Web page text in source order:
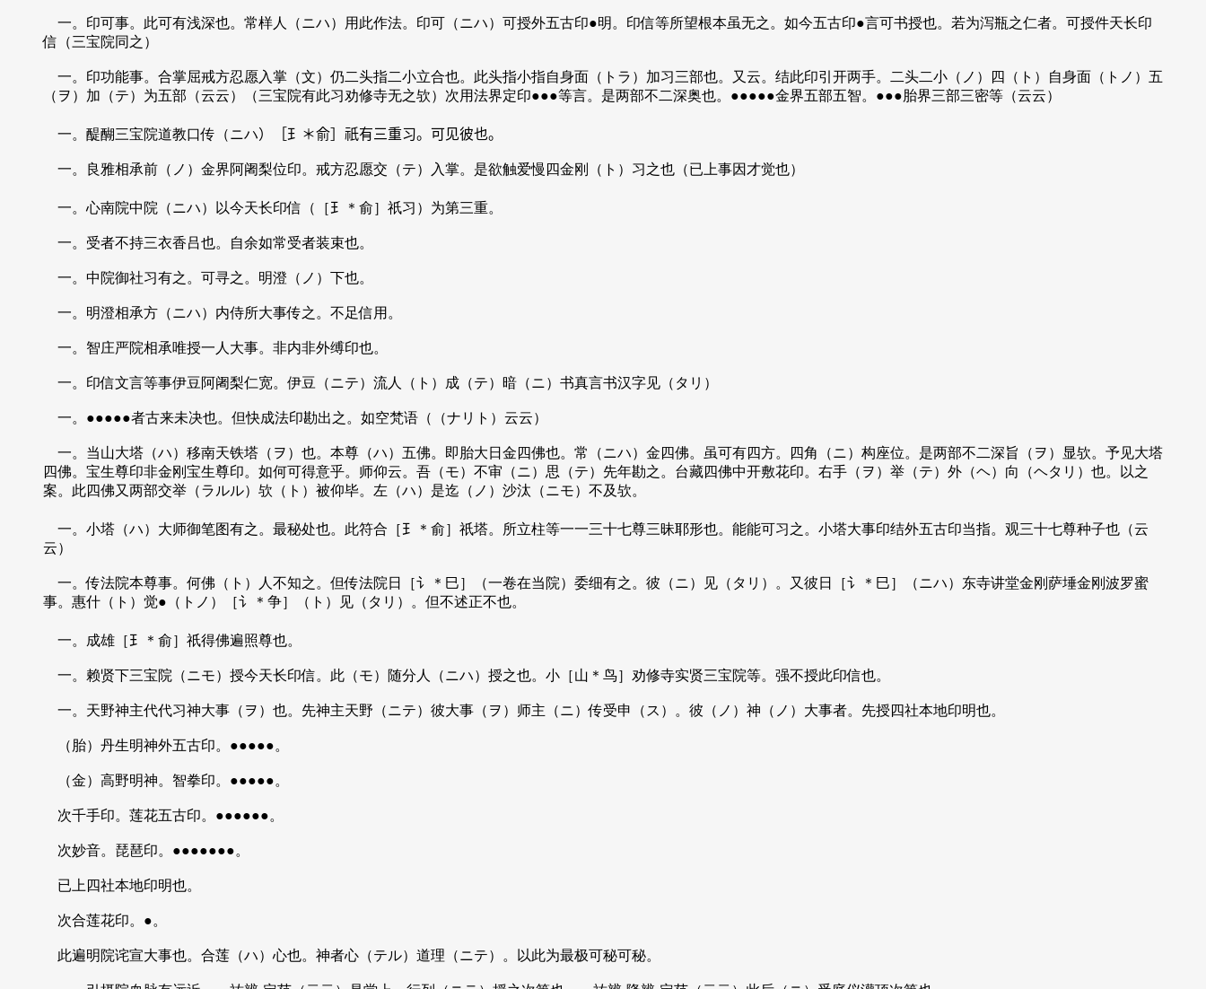
一。印可事。此可有浅深也。常样人（ニハ）用此作法。印可（ニハ）可授外五古印●明。印信等所望根本虽无之。如今五古印●言可书授也。若为泻瓶之仁者。可授件天长印
信（三宝院同之）
一。印功能事。合掌屈戒方忍愿入掌（文）仍二头指二小立合也。此头指小指自身面（トラ）加习三部也。又云。结此印引开两手。二头二小（ノ）四（ト）自身面（トノ）五
（ヲ）加（テ）为五部（云云）（三宝院有此习劝修寺无之欤）次用法界定印●●●等言。是两部不二深奥也。●●●●●金界五部五智。●●●胎界三部三密等（云云）
一。醍醐三宝院道教口传（ニハ）［𤣩＊俞］祇有三重习。可见彼也。
一。良雅相承前（ノ）金界阿阇梨位印。戒方忍愿交（テ）入掌。是欲触爱慢四金刚（ト）习之也（已上事因才觉也）
一。心南院中院（ニハ）以今天长印信（［𤣩＊俞］祇习）为第三重。
一。受者不持三衣香吕也。自余如常受者装束也。
一。中院御社习有之。可寻之。明澄（ノ）下也。
一。明澄相承方（ニハ）内侍所大事传之。不足信用。
一。智庄严院相承唯授一人大事。非内非外缚印也。
一。印信文言等事伊豆阿阇梨仁宽。伊豆（ニテ）流人（ト）成（テ）暗（ニ）书真言书汉字见（タリ）
一。●●●●●者古来未决也。但快成法印勘出之。如空梵语（（ナリト）云云）
一。当山大塔（ハ）移南天铁塔（ヲ）也。本尊（ハ）五佛。即胎大日金四佛也。常（ニハ）金四佛。虽可有四方。四角（ニ）构座位。是两部不二深旨（ヲ）显欤。予见大塔
四佛。宝生尊印非金刚宝生尊印。如何可得意乎。师仰云。吾（モ）不审（ニ）思（テ）先年勘之。台藏四佛中开敷花印。右手（ヲ）举（テ）外（ヘ）向（ヘタリ）也。以之
案。此四佛又两部交举（ラルル）欤（ト）被仰毕。左（ハ）是迄（ノ）沙汰（ニモ）不及欤。
一。小塔（ハ）大师御笔图有之。最秘处也。此符合［𤣩＊俞］祇塔。所立柱等一一三十七尊三昧耶形也。能能可习之。小塔大事印结外五古印当指。观三十七尊种子也（云
云）
一。传法院本尊事。何佛（ト）人不知之。但传法院日［讠＊巳］（一卷在当院）委细有之。彼（ニ）见（タリ）。又彼日［讠＊巳］（ニハ）东寺讲堂金刚萨埵金刚波罗蜜
事。惠什（ト）觉●（トノ）［讠＊争］（ト）见（タリ）。但不述正不也。
一。成雄［𤣩＊俞］祇得佛遍照尊也。
一。赖贤下三宝院（ニモ）授今天长印信。此（モ）随分人（ニハ）授之也。小［山＊鸟］劝修寺实贤三宝院等。强不授此印信也。
一。天野神主代代习神大事（ヲ）也。先神主天野（ニテ）彼大事（ヲ）师主（ニ）传受申（ス）。彼（ノ）神（ノ）大事者。先授四社本地印明也。
（胎）丹生明神外五古印。●●●●●。
（金）高野明神。智拳印。●●●●●。
次千手印。莲花五古印。●●●●●●。
次妙音。琵琶印。●●●●●●●。
已上四社本地印明也。
次合莲花印。●。
此遍明院诧宣大事也。合莲（ハ）心也。神者心（テル）道理（ニテ）。以此为最极可秘可秘。